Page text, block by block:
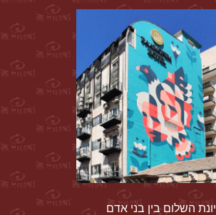
יונת השלום בין בני אדם